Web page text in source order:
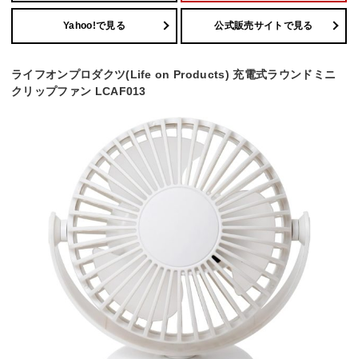
Yahoo!で見る 公式販売サイトで見る
ライフオンプロダクツ(Life on Products) 充電式ラウンドミニ
クリップファン LCAF013